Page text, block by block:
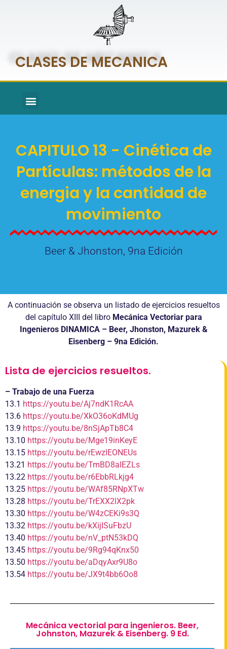
CLASES DE MECANICA
CAPITULO 13 - Cinética de
Partículas: métodos de la
energia y la cantidad de
movimiento
Beer & Jhonston, 9na Edición
A continuación se observa un listado de ejercicios resueltos
del capítulo XIII del libro Mecánica Vectoriar para
Ingenieros DINAMICA – Beer, Jhonston, Mazurek &
Eisenberg – 9na Edición.
Lista de ejercicios resueltos.
– Trabajo de una Fuerza
13.1 https://youtu.be/Aj7ndK1RcAA
13.6 https://youtu.be/XkO36oKdMUg
13.9 https://youtu.be/8nSjApTb8C4
13.10 https://youtu.be/Mge19inKeyE
13.15 https://youtu.be/rEwzlEONEUs
13.21 https://youtu.be/TmBD8aIEZLs
13.22 https://youtu.be/r6EbbRLkjg4
13.25 https://youtu.be/WAf85RNpXTw
13.28 https://youtu.be/TrEXX2lX2pk
13.30 https://youtu.be/W4zCEKi9s3Q
13.32 https://youtu.be/kXijISuFbzU
13.40 https://youtu.be/nV_ptN53kDQ
13.45 https://youtu.be/9Rg94qKnx50
13.50 https://youtu.be/aDqyAxr9U8o
13.54 https://youtu.be/JX9t4bb6Oo8
Mecánica vectorial para ingenieros. Beer,
Johnston, Mazurek & Eisenberg. 9 Ed.